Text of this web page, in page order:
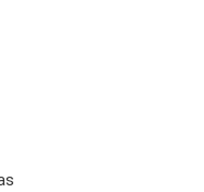
mm
#1/2"